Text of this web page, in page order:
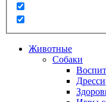
Животные
Собаки